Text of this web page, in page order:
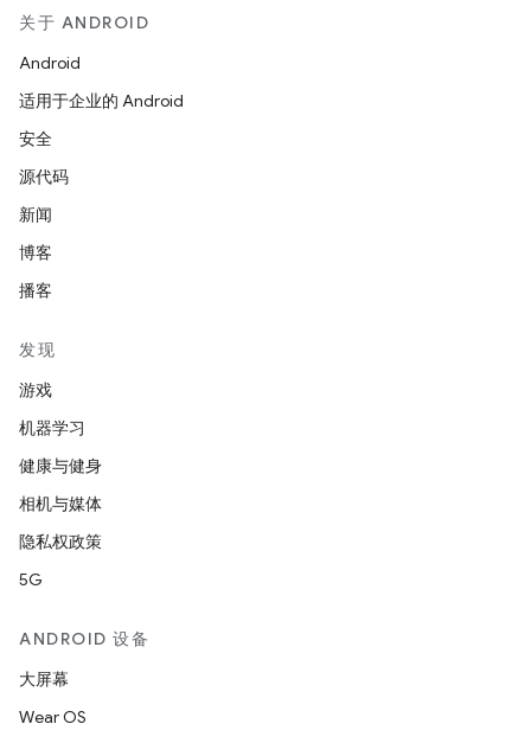
关于 ANDROID
Android
适用于企业的 Android
安全
源代码
新闻
博客
播客
发现
游戏
机器学习
健康与健身
相机与媒体
隐私权政策
5G
ANDROID 设备
大屏幕
Wear OS